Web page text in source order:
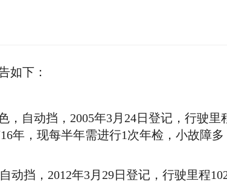
如下：
自动挡，2005年3月24日登记，行驶里
年，现每半年需进行1次年检，小故障
挡，2012年3月29日登记，行驶里程